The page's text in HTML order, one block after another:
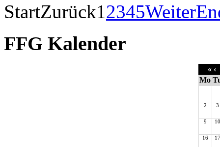
StartZurück12345Weiter
FFG Kalender
« ‹
Mo
2 3
9 10
16 17